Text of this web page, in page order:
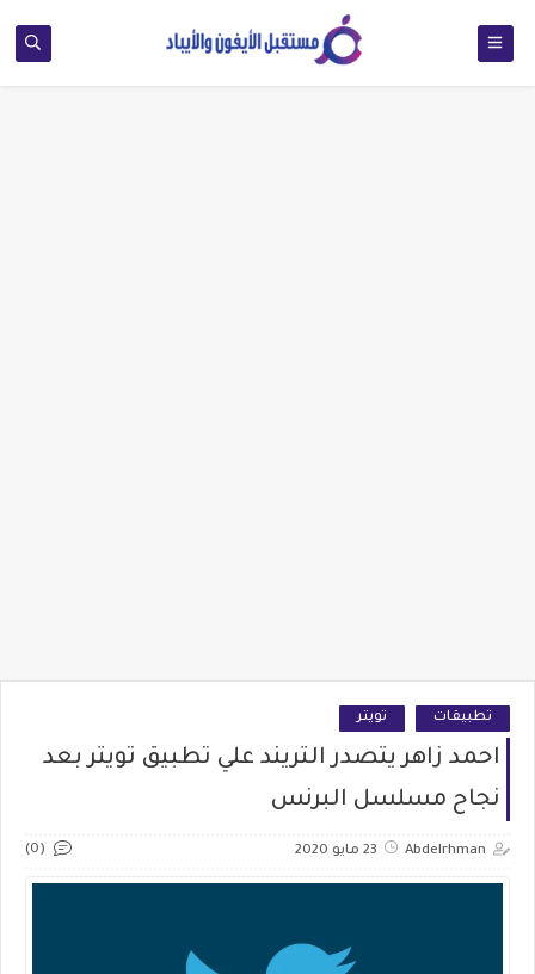
تطبيقات تويتر
احمد زاهر يتصدر التريند علي تطبيق تويتر بعد
نجاح مسلسل البرنس
Abdelrhman 23 مايو 2020 (0)